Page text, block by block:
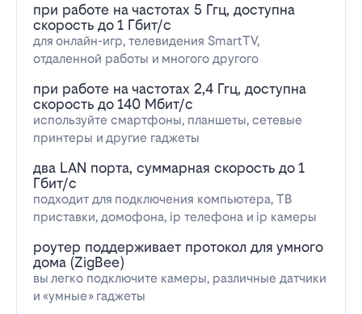
при работе на частотах 5 Ггц, доступна
скорость до 1 Гбит/с
для онлайн-игр, телевидения SmartTV,
отдаленной работы и многого другого
при работе на частотах 2,4 Ггц, доступна
скорость до 140 Мбит/с
используйте смартфоны, планшеты, сетевые
принтеры и другие гаджеты
два LAN порта, суммарная скорость до 1
Гбит/с
подходит для подключения компьютера, ТВ
приставки, домофона, ip телефона и ip камеры
роутер поддерживает протокол для умного
дома (ZigBee)
вы легко подключите камеры, различные датчики
и «умные» гаджеты